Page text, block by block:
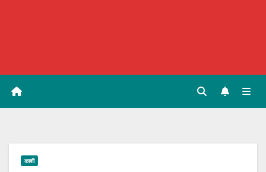
काशी